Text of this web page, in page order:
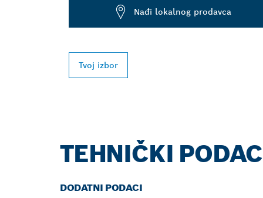
Nađi lokalnog prodavca
Tvoj izbor
TEHNIČKI
DODATNI PODACI